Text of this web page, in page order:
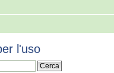
l'uso